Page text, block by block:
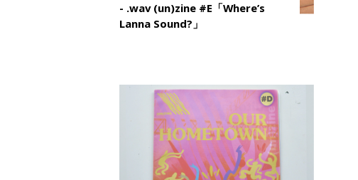
- .wav (un)zine #E「Where’s
Lanna Sound?」